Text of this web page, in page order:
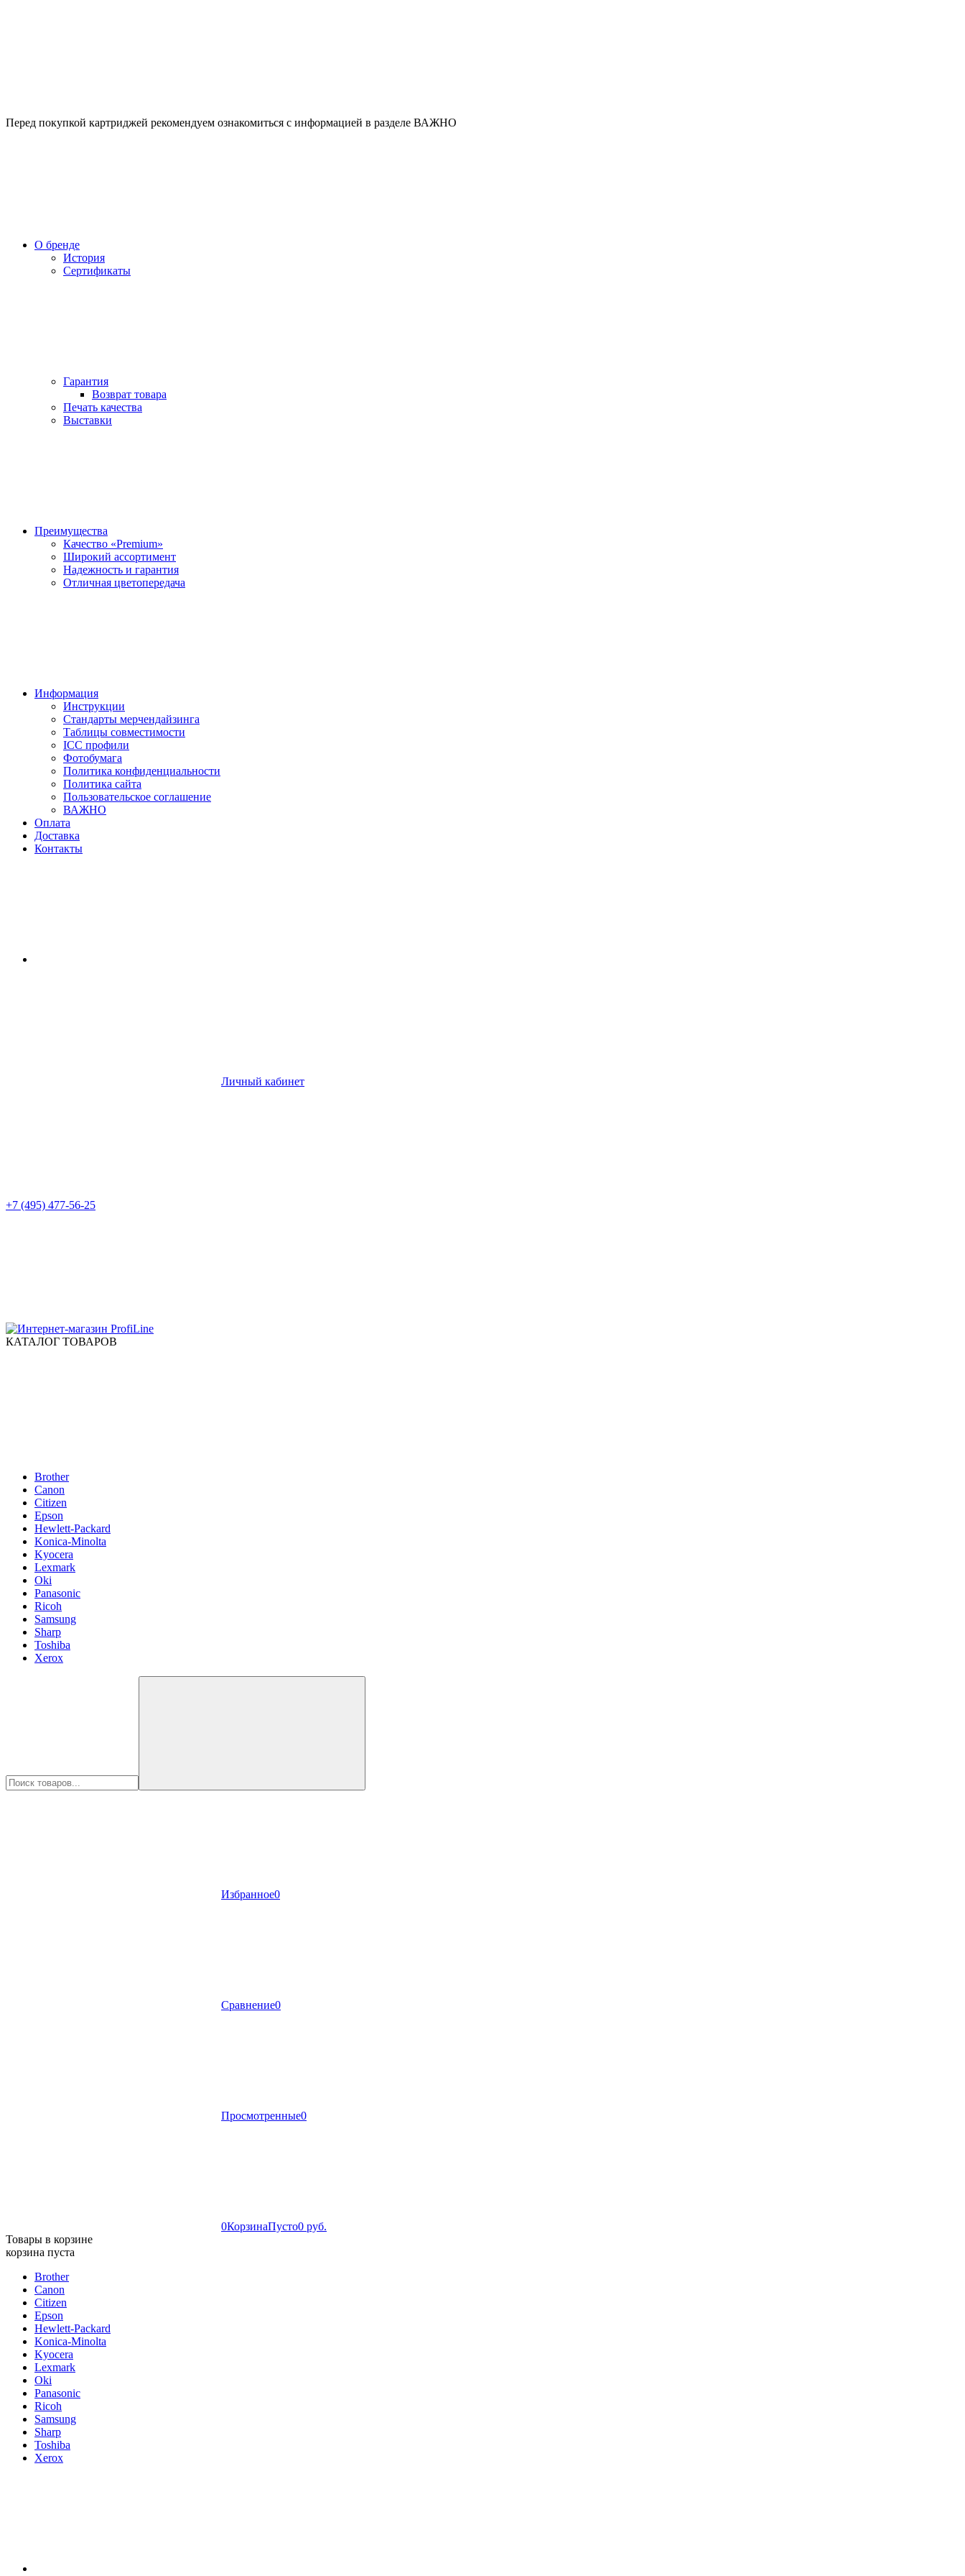
Перед покупкой картриджей рекомендуем ознакомиться с информацией в разделе ВАЖНО
О бренде
История
Сертификаты
Гарантия
Возврат товара
Печать качества
Выставки
Преимущества
Качество «Premium»
Широкий ассортимент
Надежность и гарантия
Отличная цветопередача
Информация
Инструкции
Стандарты мерчендайзинга
Таблицы совместимости
ICC профили
Фотобумага
Политика конфиденциальности
Политика сайта
Пользовательское соглашение
ВАЖНО
Оплата
Доставка
Контакты
Личный кабинет
+7 (495) 477-56-25
КАТАЛОГ ТОВАРОВ
Brother
Canon
Citizen
Epson
Hewlett-Packard
Konica-Minolta
Kyocera
Lexmark
Oki
Panasonic
Ricoh
Samsung
Sharp
Toshiba
Xerox
Избранное0
Сравнение0
Просмотренные0
0КорзинаПусто0 руб.
Товары в корзине
корзина пуста
Brother
Canon
Citizen
Epson
Hewlett-Packard
Konica-Minolta
Kyocera
Lexmark
Oki
Panasonic
Ricoh
Samsung
Sharp
Toshiba
Xerox